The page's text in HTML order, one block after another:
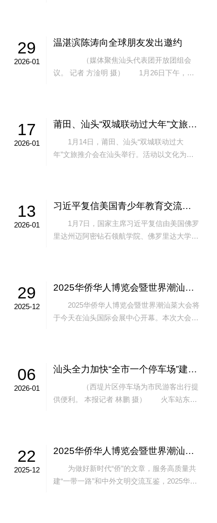
29
2026-01
温湛滨陈涛向全球朋友发出邀约
（媒体聚焦汕头代表团开放团组会
议。 记者 方淦明 摄） 1月26日下午，省
17
2026-01
莆田、汕头“双城联动过大年”文旅推介会举行
1月14日，莆田、汕头“双城联动过大
年”文旅推介会在汕头举行。活动以文化为
13
2026-01
习近平复信美国青少年教育交流团访华师生
1月7日，国家主席习近平复信由美国佛罗
里达州迈阿密钻石领航学院、佛罗里达大学、
29
2025-12
2025华侨华人博览会暨世界潮汕菜大会亮点纷呈
2025华侨华人博览会暨世界潮汕菜大会将
于今天在汕头国际会展中心开幕。本次大会
06
2026-01
汕头全力加快“全市一个停车场”建设，“一键找位，就近泊车”成为日常
（西堤片区停车场为市民游客出行提
供便利。 本报记者 林鹏 摄） 火车站东广
22
2025-12
2025华侨华人博览会暨世界潮汕菜大会正式定档12月26日至28日
为做好新时代“侨”的文章，服务高质量共
建“一带一路”和中外文明交流互鉴，2025华侨